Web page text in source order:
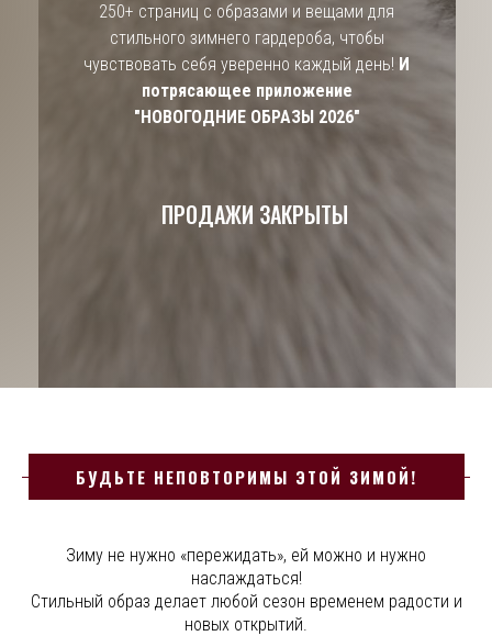
250+ страниц с образами и вещами для
стильного зимнего гардероба, чтобы
чувствовать себя уверенно каждый день! И
потрясающее приложение
"НОВОГОДНИЕ ОБРАЗЫ 2026"
ПРОДАЖИ ЗАКРЫТЫ
БУДЬТЕ НЕПОВТОРИМЫ ЭТОЙ ЗИМОЙ!
Зиму не нужно «пережидать», ей можно и нужно
наслаждаться!
Стильный образ делает любой сезон временем радости и
новых открытий.